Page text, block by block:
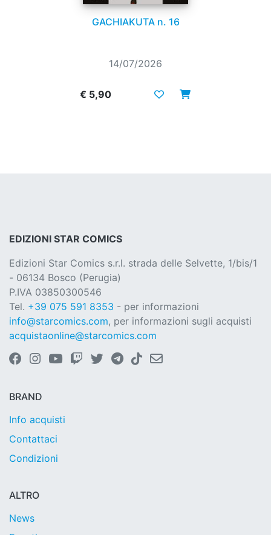
GACHIAKUTA n. 16
14/07/2026
€ 5,90
EDIZIONI STAR COMICS
Edizioni Star Comics s.r.l. strada delle Selvette, 1/bis/1
- 06134 Bosco (Perugia)
P.IVA 03850300546
Tel. +39 075 591 8353 - per informazioni
info@starcomics.com, per informazioni sugli acquisti
acquistaonline@starcomics.com
BRAND
Info acquisti
Contattaci
Condizioni
ALTRO
News